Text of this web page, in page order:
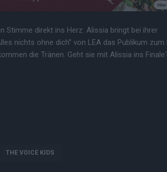
Stimme direkt ins Herz. Alissia bringt bei ihrer
nichts ohne dich” von LEA das Publikum zum
die Tränen. Geht sie mit Alissia ins
THE VOICE KIDS